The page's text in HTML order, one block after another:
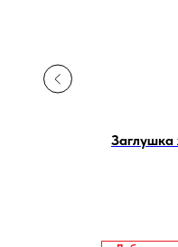
Заглушка